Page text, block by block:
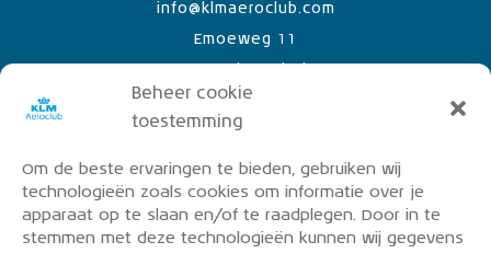
Beheer cookie
toestemming
Om de beste ervaringen te bieden, gebruiken wij
technologieën zoals cookies om informatie over je
apparaat op te slaan en/of te raadplegen. Door in te
stemmen met deze technologieën kunnen wij gegevens
Emoeweg 11
info@klmaeroclub.com
PRIVACY POLICY
OVER DE KLM AEROCLUB
VLIEGLESSEN